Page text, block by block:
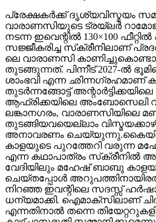
പ്രേക്ഷകർക്ക് ദൃശ്യവിസ്മയം
വാരാണസിയുടെ ട്രയ്ലർ റാമോജി
നടന്ന ഇവെന്റിൽ 130×100
സജ്ജീകരിച്ച സ്‌ക്രീനിലാണ്
ലെ വാരാണസി
തുടങ്ങുന്നത്. പിന്നീട് 2027-ല്‍
ശാംഭവി എന്ന ഛിന്നഗ്രഹമാണ്
തുടര്‍ന്നങ്ങോട്ട്
ആഫ്രിക്കയിലെ അംബോസെലി
ലങ്കാനഗരം, വാരാണസിയിലെ
തുടങ്ങിയവയെല്ലാം
അനാവരണം
കാളയുടെ പുറത്തേറി വരുന്ന
എന്ന കഥാപാത്രം സ്‌ക്രീനിൽ
വേദിയിലും മഹേഷ് ബാബു
ചെയ്തപ്പോൾ
നിറഞ്ഞ ഇവന്റിലെ സദസ്സ്
ധന്യമാക്കി. ഐമാക്‌സിലാണ്
എന്നതിനാല്‍ തന്നെ